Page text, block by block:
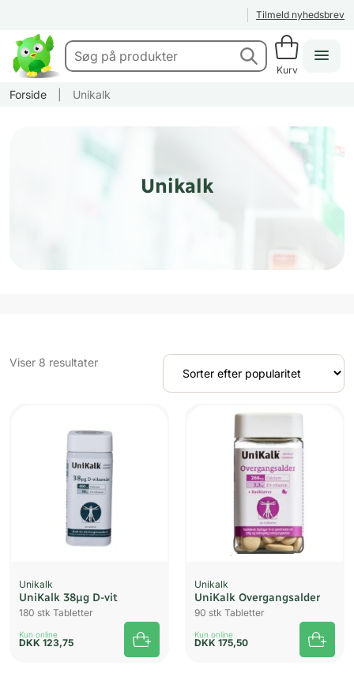
Tilmeld nyhedsbrev
Kurv
Forside Unikalk
Unikalk
Viser 8 resultaterSorteret
Unikalk
UniKalk 38µg D-vit
180 stk Tabletter
Kun online
DKK 123,75
Unikalk
UniKalk Overgangsalder
90 stk Tabletter
Kun online
DKK 175,50